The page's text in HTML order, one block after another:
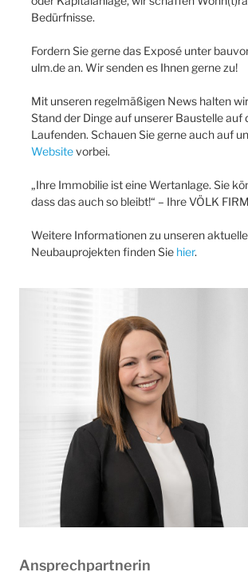
Bedürfnisse.
Fordern Sie gerne das Exposé unter
ulm.de an. Wir senden es Ihnen gerne zu!
Mit unseren regelmäßigen News halten
Stand der Dinge auf unserer Baustelle auf
Laufenden. Schauen Sie gerne auch auf
Websitevorbei.
„Ihre Immobilie ist eine Wertanlage. Sie
dass das auch so bleibt!“ – Ihre VÖLK
Weitere Informationen zu unseren
Neubauprojekten finden Sie hier.
Ansprechpartnerin